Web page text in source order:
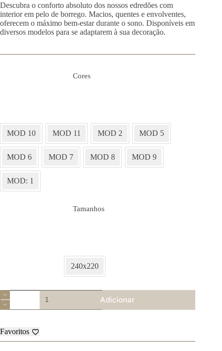
Descubra o conforto absoluto dos nossos edredões com
interior em pelo de borrego. Macios, quentes e envolventes,
oferecem o máximo bem-estar durante o sono. Disponíveis em
diversos modelos para se adaptarem à sua decoração.
Cores
MOD 10 MOD 11 MOD 2 MOD 5
MOD 6 MOD 7 MOD 8 MOD 9
MOD: 1
Tamanhos
240x220
Quantidade
de
Edredão
Adicionar
Favoritos